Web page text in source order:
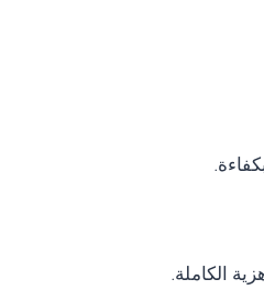
الكاملة.